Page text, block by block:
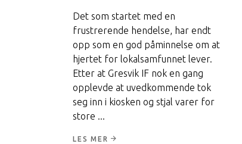
Det som startet med en
frustrerende hendelse, har endt
opp som en god påminnelse om at
hjertet for lokalsamfunnet lever.
Etter at Gresvik IF nok en gang
opplevde at uvedkommende tok
seg inn i kiosken og stjal varer for
store
LES MER